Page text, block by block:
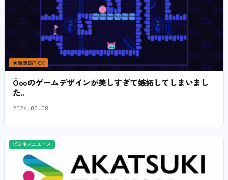
★編集部PICK
Öooのゲームデザインが美しすぎて嫉妬してしまいまし
た。
2026.05.08
ビジネスニュース